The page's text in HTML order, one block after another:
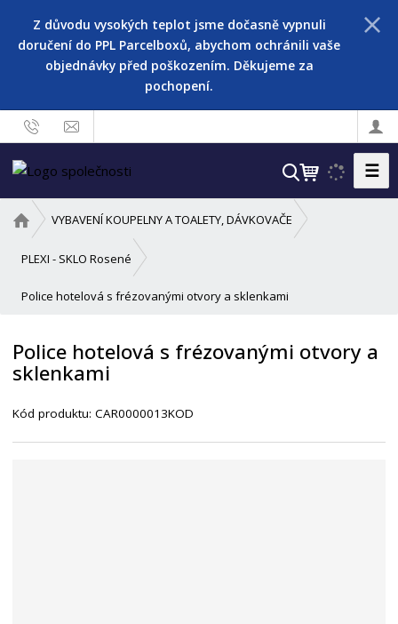
Z důvodu vysokých teplot jsme dočasně vypnuli
doručení do PPL Parcelboxů, abychom ochránili vaše
objednávky před poškozením. Děkujeme za
pochopení.
V
h
l
☰
v
o
n
t
r
n
VYBAVENÍ KOUPELNY A TOALETY, DÁVKOVAČE
PLEXI - SKLO Rosené
Police hotelová s frézovanými otvory a sklenkami
Police hotelová s frézovanými otvory a
sklenkami
Kód produktu:CAR0000013KOD